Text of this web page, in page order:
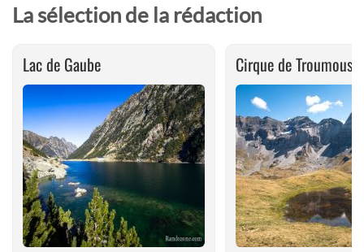
La sélection de la rédaction
Lac de Gaube Cirque de Troumouse